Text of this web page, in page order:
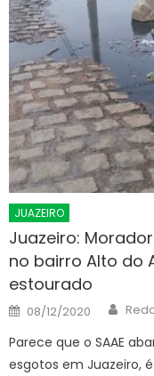
JUAZEIRO
Juazeiro:
no bairro Alto do
estourado
Posted
on
08/12/2020
Parece que o SAAE
esgotos em Juazeiro,